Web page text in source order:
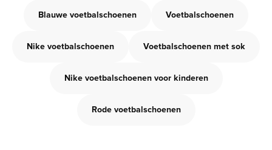
Blauwe voetbalschoenen Voetbalschoenen
Nike voetbalschoenen Voetbalschoenen met sok
Nike voetbalschoenen voor kinderen
Rode voetbalschoenen